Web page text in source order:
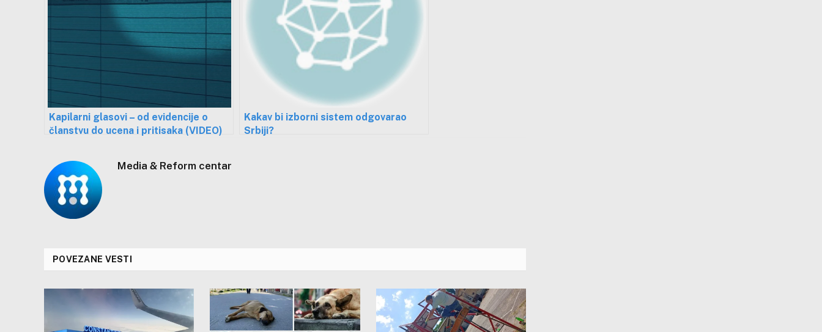
Kapilarni glasovi – od evidencije o
članstvu do ucena i pritisaka (VIDEO)
Kakav bi izborni sistem odgovarao
Srbiji?
Media & Reform centar
POVEZANE VESTI